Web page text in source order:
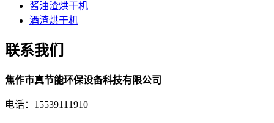
酱油渣烘干机
酒渣烘干机
联系我们
焦作市真节能环保设备科技有限公司
电话：15539111910